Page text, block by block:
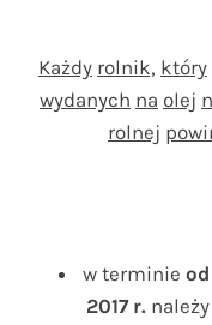
Każdy rolnik, który
wydanych na olej
rolnej
w terminie od
2017 r.